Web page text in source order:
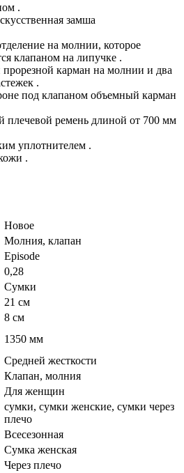
.
замша
на молнии, которое
клапаном на липучке .
карман на молнии и два
.
под клапаном объемный карман
плечевой ремень длиной от 700 мм
уплотнителем .
.
Новое
Молния, клапан
Episode
0,28
Сумки
21 см
8 см
1350 мм
Средней жесткости
Клапан, молния
Для женщин
сумки, сумки женские, сумки через
плечо
Всесезонная
Сумка женская
Через плечо